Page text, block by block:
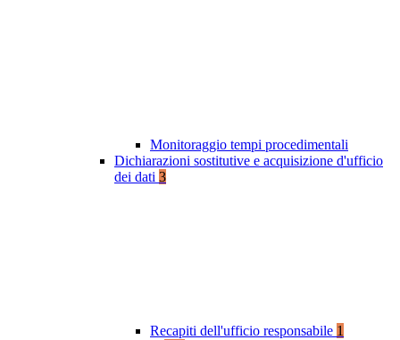
Monitoraggio tempi procedimentali
Dichiarazioni sostitutive e acquisizione d'ufficio
dei dati 3
Recapiti dell'ufficio responsabile 1